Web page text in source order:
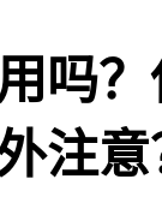
吗
注意